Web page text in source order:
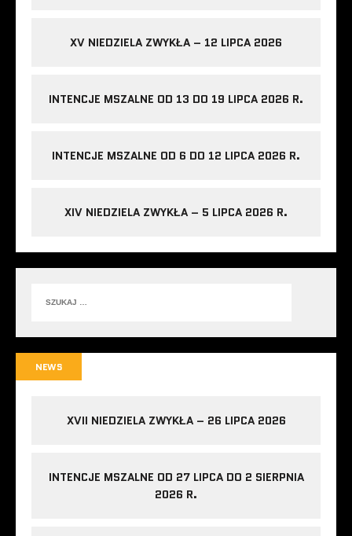
XV NIEDZIELA ZWYKŁA – 12 LIPCA 2026
INTENCJE MSZALNE OD 13 DO 19 LIPCA 2026 R.
INTENCJE MSZALNE OD 6 DO 12 LIPCA 2026 R.
XIV NIEDZIELA ZWYKŁA – 5 LIPCA 2026 R.
NEWS
XVII NIEDZIELA ZWYKŁA – 26 LIPCA 2026
INTENCJE MSZALNE OD 27 LIPCA DO 2 SIERPNIA
2026 R.